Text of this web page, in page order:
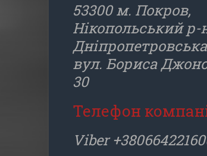
53300 м. Покров,
Нікопольський р-
вул. Бориса
30
Телефон
Viber